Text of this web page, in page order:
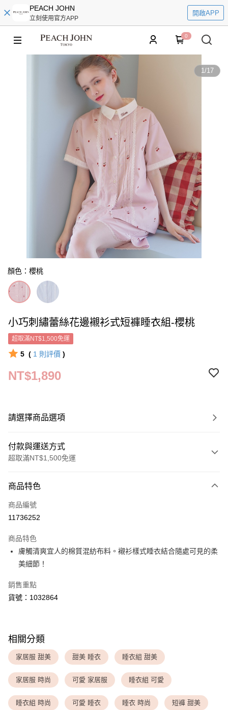
PEACH JOHN
立刻使用官方APP
開啟APP
0
1/17
顏色：櫻桃
小巧刺繡蕾絲花邊襯衫式短褲睡衣組-櫻桃
超取滿NT$1,500免運
5 ( 1 則評價 )
NT$1,890
請選擇商品選項
付款與運送方式
超取滿NT$1,500免運
信用卡一次付款
超商取貨付款
Apple Pay
全家取貨付款
每筆NT$80，滿NT$1,500(含以上)免運費
<無合作配送請勿選取>萊爾富取貨付款
<無合作配送請勿選取>付款後萊爾富取貨
每筆NT$9,999
商品特色
商品編號
11736252
商品特色
膚觸清爽宜人的棉質混紡布料。襯衫樣式睡衣結合隨處可見的柔
美細節！
銷售重點
貨號：1032864
相關分類
家居服 甜美 甜美 睡衣 睡衣組 甜美
家居服 時尚 可愛 家居服 睡衣組 可愛
睡衣組 時尚 可愛 睡衣 睡衣 時尚 短褲 甜美